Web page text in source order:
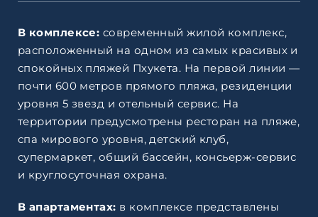
В комплексе: cовременный жилой комплекс,
расположенный на одном из самых красивых и
спокойных пляжей Пхукета. На первой линии —
почти 600 метров прямого пляжа, резиденции
уровня 5 звезд и отельный сервис. На
территории предусмотрены ресторан на пляже,
спа мирового уровня, детский клуб,
супермаркет, общий бассейн, консьерж-сервис
и круглосуточная охрана.
В апартаментах: в комплексе представлены